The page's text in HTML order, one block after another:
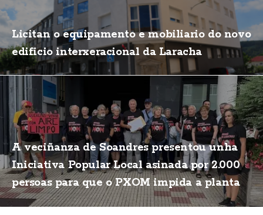
Licitan o equipamento e mobiliario do novo
edificio interxeracional da Laracha
A veciñanza de Soandres presentou unha
Iniciativa Popular Local asinada por 2.000
persoas para que o PXOM impida a planta
de biogás